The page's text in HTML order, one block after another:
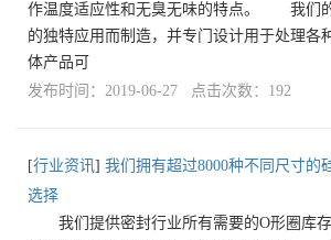
作温度适应性和无臭无味的特点。 我们
的独特应用而制造，并专门设计用于处理各
体产品可
发布时间：2019-06-27 点击次数：192
[行业资讯] 我们拥有超过8000种不同尺寸的
选择
我们提供密封行业所有需要的O形圈库存